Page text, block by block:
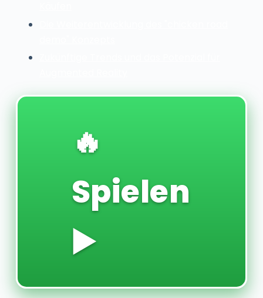
🔥
Spielen
▶️